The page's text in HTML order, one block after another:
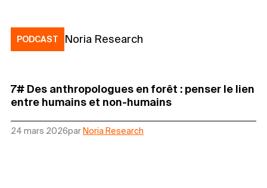
PODCAST Noria Research
7# Des anthropologues en forêt : penser le lien
entre humains et non-humains
24 mars 2026par Noria Research